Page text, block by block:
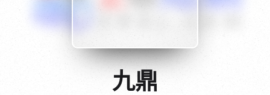
{if condition="$obj.vod_points
九鼎